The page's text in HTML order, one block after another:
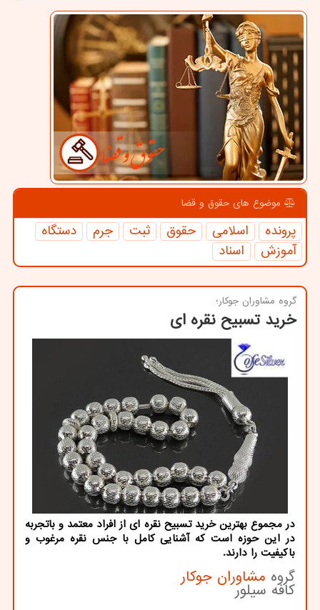
موضوع های حقوق و قضا
پرونده اسلامی حقوق ثبت جرم
دستگاه
آموزش
اسناد
گروه مشاوران جوکار؛
خرید تسبیح نقره ای
در مجموع بهترین خرید تسبیح نقره ای از افراد معتمد و باتجربه
در این حوزه است که آشنایی کامل با جنس نقره مرغوب و
باکیفیت را دارند.
گروه مشاوران جوکار
کافه سیلور